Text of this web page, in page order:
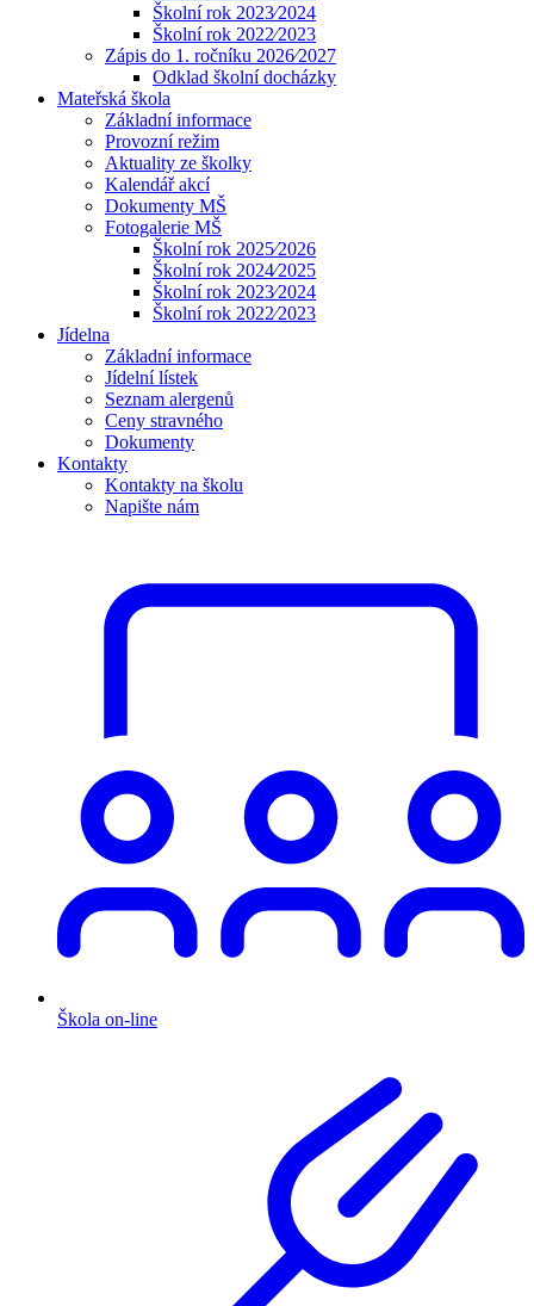
Školní rok 2023⁄2024
Školní rok 2022⁄2023
Zápis do 1. ročníku 2026⁄2027
Odklad školní docházky
Mateřská škola
Základní informace
Provozní režim
Aktuality ze školky
Kalendář akcí
Dokumenty MŠ
Fotogalerie MŠ
Školní rok 2025⁄2026
Školní rok 2024⁄2025
Školní rok 2023⁄2024
Školní rok 2022⁄2023
Jídelna
Základní informace
Jídelní lístek
Seznam alergenů
Ceny stravného
Dokumenty
Kontakty
Kontakty na školu
Napište nám
Škola on-line